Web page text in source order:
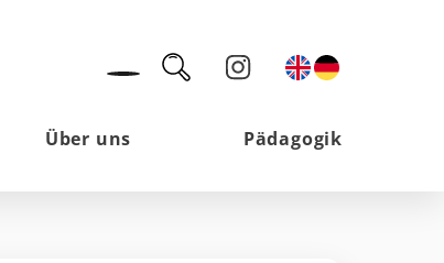
Über uns Pädagogik